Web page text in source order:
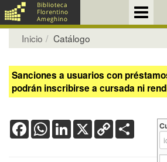
Inicio Catálogo
Sanciones a usuarios con
podrán inscribirse a cursada ni
FacebookWhatsApp
LinkedIn
X Copy
Link